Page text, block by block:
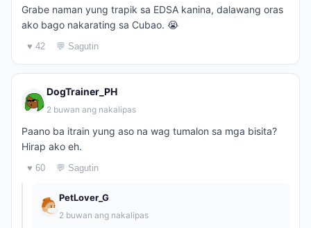
Grabe naman yung trapik sa EDSA kanina, dalawang oras
ako bago nakarating sa Cubao. 😭
♥ 42 💬 Sagutin
DogTrainer_PH
2 buwan ang nakalipas
Paano ba itrain yung aso na wag tumalon sa mga bisita?
Hirap ako eh.
♥ 60 💬 Sagutin
PetLover_G
2 buwan ang nakalipas